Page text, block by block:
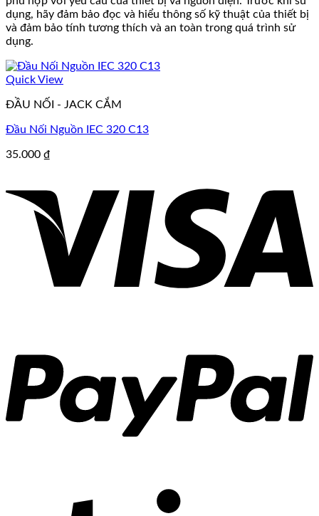
dụng, hãy đảm bảo đọc và hiểu thông số kỹ thuật của thiết bị
và đảm bảo tính tương thích và an toàn trong quá trình sử
dụng.
Quick View
ĐẦU NỐI - JACK CẮM
Đầu Nối Nguồn IEC 320 C13
35.000 ₫